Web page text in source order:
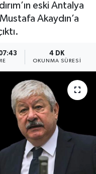
eski Antalya
Akaydın’a
4 DK
OKUNMA SÜRESI